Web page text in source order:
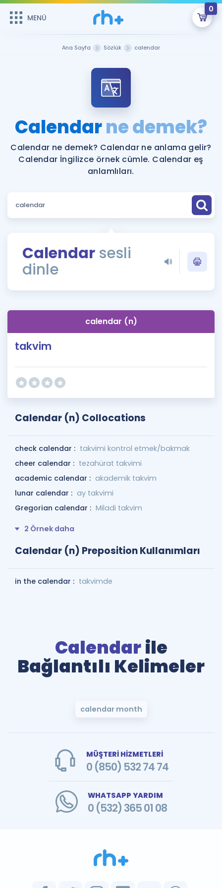
MENÜ
0
ÜYE DEĞİLİM
Sepetin Şu An Boş.
Remzi Hoca ile seni sınava hazırlayacak onlarca eğitim seni
bekliyor!
MENÜ
Faydalı Araçlar
Sözlük
Rehberlik Aracı
ÖSYM Sınav Takvimi
İngilizce Gramer
Hakkımızda
Ana Sayfa Sözlük calendar
Calendarne demek?
Calendar ne demek? Calendar ne anlama gelir?
Calendar İngilizce örnek cümle. Calendar eş
anlamlıları.
Calendar sesli
dinle
calendar (n)
takvim
Calendar (n) Collocations
check calendar : takvimi kontrol etmek/bakmak
cheer calendar : tezahürat takvimi
academic calendar : akademik takvim
lunar calendar : ay takvimi
Gregorian calendar : Miladi takvim
2 Örnek daha
Calendar (n) Preposition Kullanımları
in the calendar : takvimde
Calendarile
Bağlantılı Kelimeler
calendar month
MÜŞTERİ HİZMETLERİ
0 (850) 532 74 74
WHATSAPP YARDIM
0 (532) 365 01 08